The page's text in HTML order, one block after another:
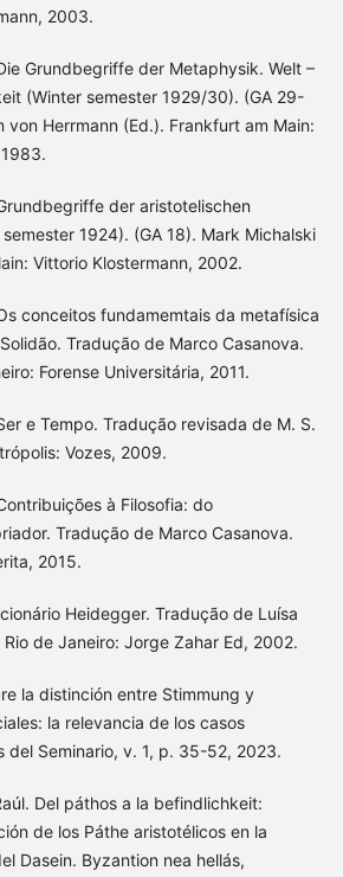
2003.
Grundbegriffe der Metaphysik. Welt –
(Winter semester 1929/30). (GA 29-
von Herrmann (Ed.). Frankfurt am Main:
der aristotelischen
1924). (GA 18). Mark Michalski
Vittorio Klostermann, 2002.
conceitos fundamemtais da metafísica
Tradução de Marco Casanova.
Forense Universitária, 2011.
e Tempo. Tradução revisada de M. S.
Vozes, 2009.
à Filosofia: do
Tradução de Marco Casanova.
2015.
Heidegger. Tradução de Luísa
de Janeiro: Jorge Zahar Ed, 2002.
la distinción entre Stimmung y
la relevancia de los casos
del Seminario, v. 1, p. 35-52, 2023.
Del páthos a la befindlichkeit:
de los Páthe aristotélicos en la
Dasein. Byzantion nea hellás,